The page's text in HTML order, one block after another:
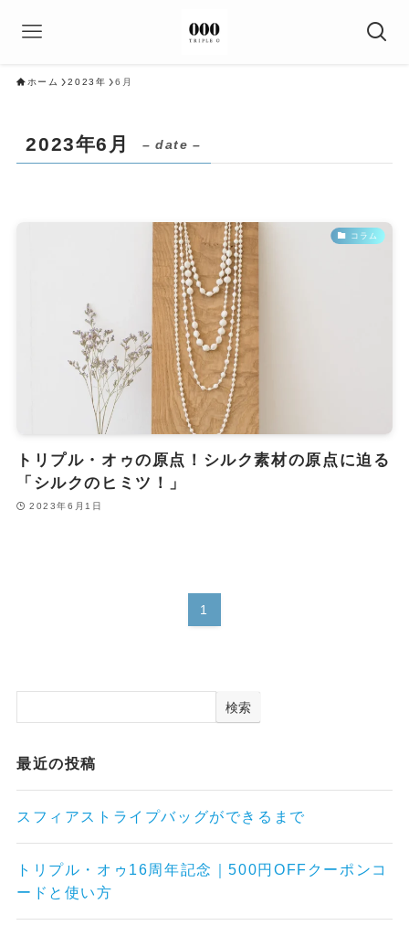
ホーム 2023年 6月
2023年6月 – date –
コラム
トリプル・オゥの原点！シルク素材の原点に迫る
「シルクのヒミツ！」
2023年6月1日
1
検索
最近の投稿
スフィアストライプバッグができるまで
トリプル・オゥ16周年記念｜500円OFFクーポンコ
ードと使い方